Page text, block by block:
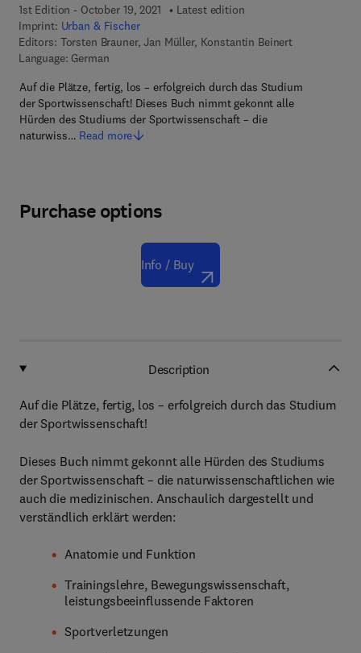
1st Edition - October 19, 2021
Latest edition
Imprint: Urban & Fischer
Editors: Torsten Brauner, Jan Müller, Konstantin Beinert
Language: German
Auf die Plätze, fertig, los – erfolgreich durch das Studium
der Sportwissenschaft! Dieses Buch nimmt gekonnt alle
Hürden des Studiums der Sportwissenschaft – die
naturwiss… Read more
Purchase options
Info / Buy
Description
Auf die Plätze, fertig, los – erfolgreich durch das Studium
der Sportwissenschaft!
Dieses Buch nimmt gekonnt alle Hürden des Studiums
der Sportwissenschaft – die naturwissenschaftlichen wie
auch die medizinischen. Anschaulich dargestellt und
verständlich erklärt werden:
Anatomie und Funktion
Trainingslehre, Bewegungswissenschaft,
leistungsbeeinflussende Faktoren
Sportverletzungen